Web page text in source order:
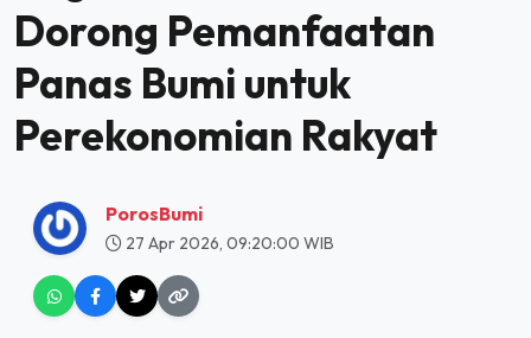
Dorong Pemanfaatan
Panas Bumi untuk
Perekonomian Rakyat
PorosBumi
27 Apr 2026, 09:20:00 WIB